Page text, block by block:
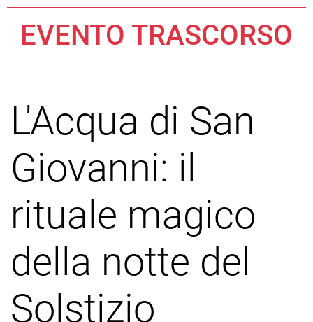
EVENTO TRASCORSO
L'Acqua di San
Giovanni: il
rituale magico
della notte del
Solstizio